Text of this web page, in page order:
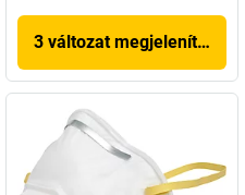
3 változat megjelenítése